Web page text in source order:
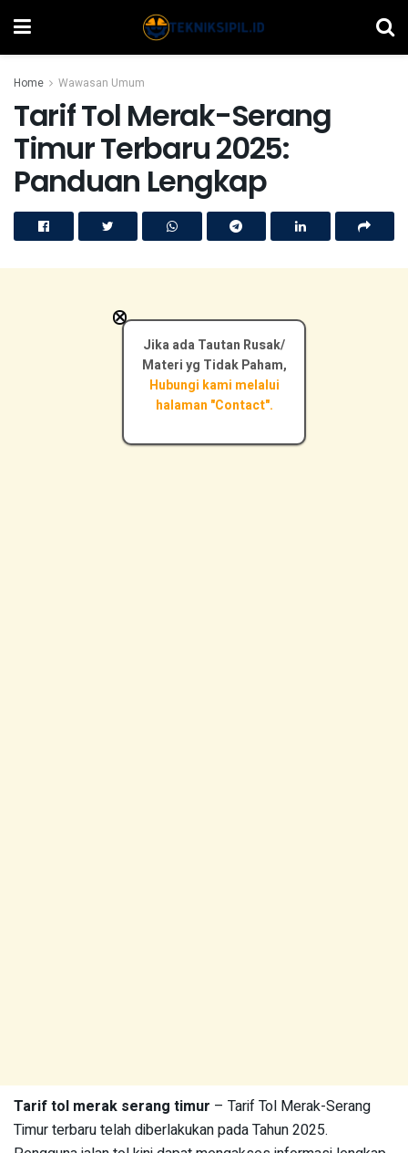
Home Wawasan Umum
Tarif Tol Merak-Serang
Timur Terbaru 2025:
Panduan Lengkap
Tarif tol merak serang timur – Tarif Tol Merak-Serang
Timur terbaru telah diberlakukan pada Tahun 2025.
Jika ada Tautan Rusak/
Materi yg Tidak Paham,
Hubungi kami melalui
halaman "Contact".
×